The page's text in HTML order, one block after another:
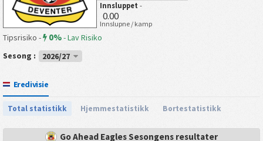
Innsluppet -
0.00
Innslupne / kamp
Tipsrisiko - 0%-Lav Risiko
Sesong :
2026/27
Eredivisie
Total statistikk Hjemmestatistikk Bortestatistikk
Go Ahead Eagles Sesongens resultater